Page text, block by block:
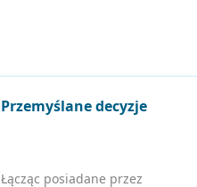
Przemyślane decyzje
Łącząc posiadane przez